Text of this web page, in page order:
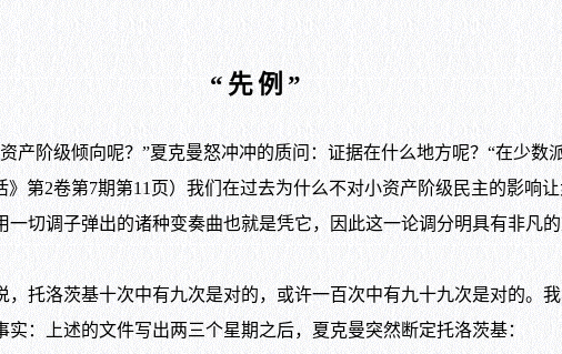
“先例”
阶级倾向呢？”夏克曼怒冲冲的质问：证据在什么地方呢？“在少数
》第2卷第7期第11页）我们在过去为什么不对小资产阶级民主的影
切调子弹出的诸种变奏曲也就是凭它，因此这一论调分明具有非凡
洛茨基十次中有九次是对的，或许一百次中有九十九次是对的。
：上述的文件写出两三个星期之后，夏克曼突然断定托洛茨基：